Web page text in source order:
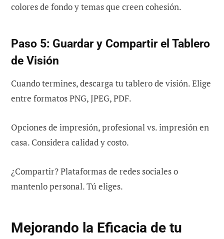
colores de fondo y temas que creen cohesión.
Paso 5: Guardar y Compartir el Tablero
de Visión
Cuando termines, descarga tu tablero de visión. Elige
entre formatos PNG, JPEG, PDF.
Opciones de impresión, profesional vs. impresión en
casa. Considera calidad y costo.
¿Compartir? Plataformas de redes sociales o
mantenlo personal. Tú eliges.
Mejorando la Eficacia de tu